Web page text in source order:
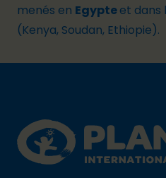
menés en Egypteet dans
(Kenya, Soudan, Ethiopie).
Plan International logo